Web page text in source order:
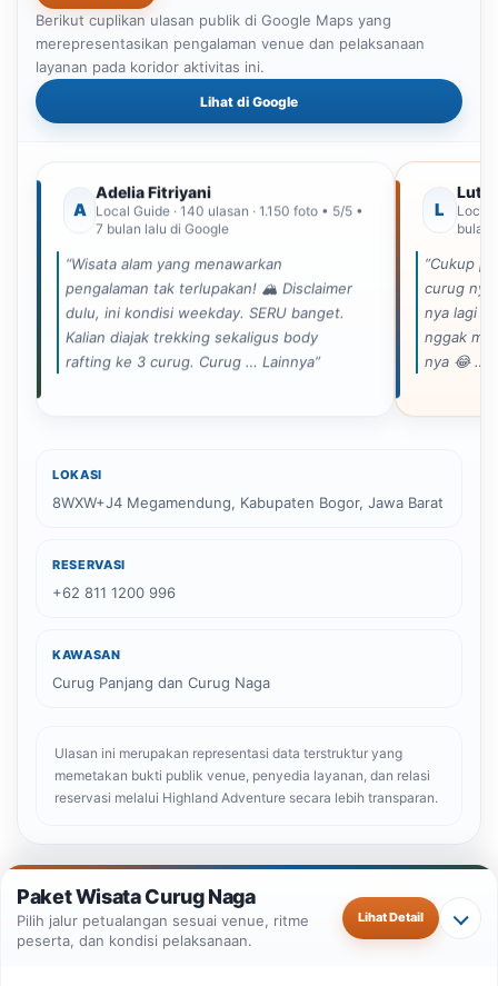
Berikut cuplikan ulasan publik di Google Maps yang
merepresentasikan pengalaman venue dan pelaksanaan
layanan pada koridor aktivitas ini.
Lihat di Google
A
Adelia Fitriyani
Local Guide · 140 ulasan · 1.150 foto • 5/5 •
7 bulan lalu di Google
“Wisata alam yang menawarkan
pengalaman tak terlupakan! 🏔️ Disclaimer
dulu, ini kondisi weekday. SERU banget.
Kalian diajak trekking sekaligus body
rafting ke 3 curug. Curug … Lainnya”
L
Local
bulan
“Cukup
curug
nya lagi
nggak
nya 😂 …
LOKASI
8WXW+J4 Megamendung, Kabupaten Bogor, Jawa Barat
RESERVASI
+62 811 1200 996
KAWASAN
Curug Panjang dan Curug Naga
Ulasan ini merupakan representasi data terstruktur yang
memetakan bukti publik venue, penyedia layanan, dan relasi
reservasi melalui Highland Adventure secara lebih transparan.
Brand Highland Adventure sebagai penjual dan
Paket Wisata Curug Naga
Pilih jalur petualangan sesuai venue, ritme
peserta, dan kondisi pelaksanaan.
Lihat Detail
This entry was tagged intrekking curug leuwi hejo
andtrekking leuwihejo, trekking sentul, trekking di
sentul, trekking leuwi hejo, curug leuwi lieuk, paket
trekking sentul, trek curug leuwi hejo, leuwi hejo